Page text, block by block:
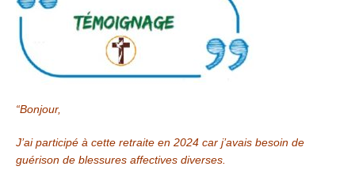
“Bonjour,
J’ai participé à cette retraite en 2024 car j’avais besoin de
guérison de blessures affectives diverses.